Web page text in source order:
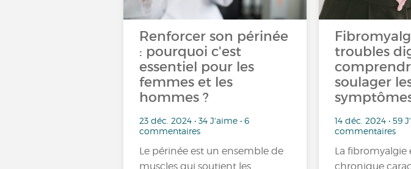
Renforcer son périnée
: pourquoi c'est
essentiel pour les
femmes et les
hommes ?
23 déc. 2024 • 34 J'aime • 6
commentaires
Le périnée est un ensemble de
muscles qui soutient les
troubles
soulager
14 déc. 2024 • 59
commentaires
La fibromyalgie
chronique